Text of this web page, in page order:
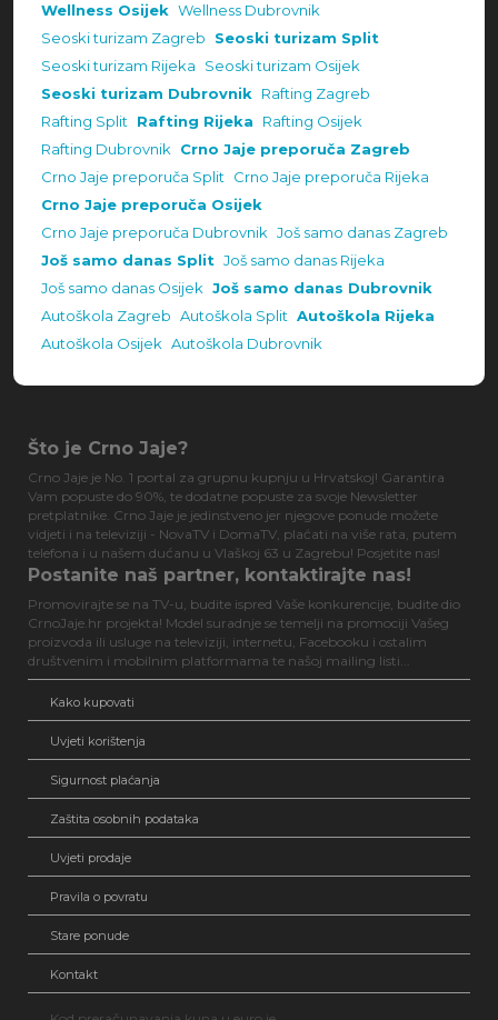
Wellness Osijek Wellness Dubrovnik
Seoski turizam Zagreb
Seoski turizam Split
Seoski turizam Rijeka
Seoski turizam Osijek
Seoski turizam Dubrovnik Rafting Zagreb
Rafting Split Rafting Rijeka
Rafting Osijek
Rafting Dubrovnik Crno Jaje preporuča Zagreb
Crno Jaje preporuča Split Crno Jaje preporuča Rijeka
Crno Jaje preporuča Osijek
Crno Jaje preporuča Dubrovnik Još samo danas Zagreb
Još samo danas Split Još samo danas Rijeka
Još samo danas Osijek Još samo danas Dubrovnik
Autoškola Zagreb Autoškola Split Autoškola Rijeka
Autoškola Osijek Autoškola Dubrovnik
Što je Crno Jaje?
Crno Jaje je No. 1 portal za grupnu kupnju u Hrvatskoj! Garantira
Vam popuste do 90%, te dodatne popuste za svoje Newsletter
pretplatnike. Crno Jaje je jedinstveno jer njegove ponude možete
vidjeti i na televiziji - NovaTV i DomaTV, plaćati na više rata, putem
telefona i u našem dućanu u Vlaškoj 63 u Zagrebu! Posjetite nas!
Postanite naš partner, kontaktirajte nas!
Promovirajte se na TV-u, budite ispred Vaše konkurencije, budite dio
CrnoJaje.hr projekta! Model suradnje se temelji na promociji Vašeg
proizvoda ili usluge na televiziji, internetu, Facebooku i ostalim
društvenim i mobilnim platformama te našoj mailing listi...
Kako kupovati
Uvjeti korištenja
Sigurnost plaćanja
Zaštita osobnih podataka
Uvjeti prodaje
Pravila o povratu
Stare ponude
Kontakt